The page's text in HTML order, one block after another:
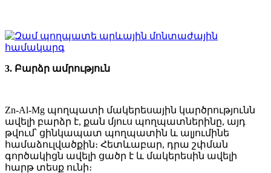
3. Բարձր ամրություն
Zn-Al-Mg պողպատի մակերեսային կարծրությունն
ավելի բարձր է, քան մյուս պողպատներինը, այդ
թվում՝ ցինկապատ պողպատին և ալյումինե
համաձուլվածքին։ Հետևաբար, դրա շփման
գործակիցն ավելի ցածր է և մակերեսին ավելի
հարթ տեսք ունի։